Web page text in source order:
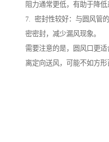
阻力通常更低，有助于降低
7. 密封性较好：与圆风管
密密封，减少漏风现象。
需要注意的是，圆风口更
离定向送风，可能不如方形